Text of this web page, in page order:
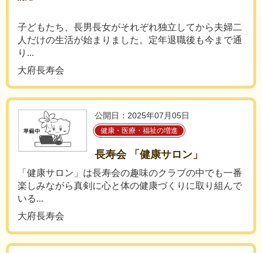
子どもたち、長男長女がそれぞれ独立してから夫婦二
人だけの生活が始まりました。定年退職後も今まで通
り...
大府長寿会
公開日：2025年07月05日
健康・医療・福祉の増進
長寿会 「健康サロン」
「健康サロン」は長寿会の趣味のクラブの中でも一番
楽しみながら真剣に心と体の健康づくりに取り組んで
いる...
大府長寿会